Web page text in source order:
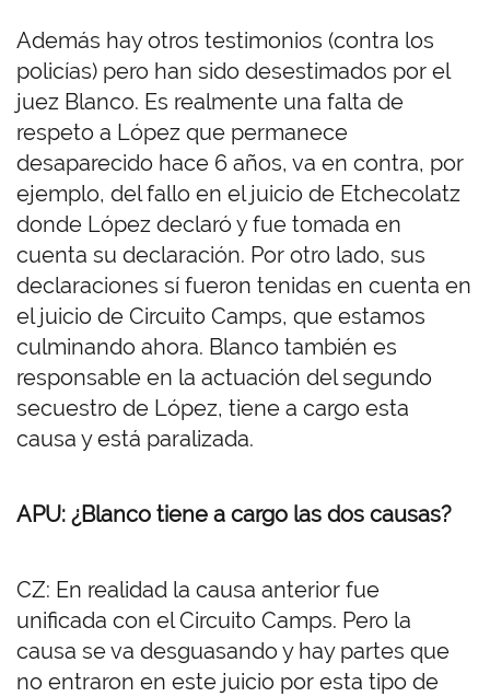
Además hay otros testimonios (contra los
policías) pero han sido desestimados por el
juez Blanco. Es realmente una falta de
respeto a López que permanece
desaparecido hace 6 años, va en contra, por
ejemplo, del fallo en el juicio de Etchecolatz
donde López declaró y fue tomada en
cuenta su declaración. Por otro lado, sus
declaraciones sí fueron tenidas en cuenta en
el juicio de Circuito Camps, que estamos
culminando ahora. Blanco también es
responsable en la actuación del segundo
secuestro de López, tiene a cargo esta
causa y está paralizada.
APU: ¿Blanco tiene a cargo las dos causas?
CZ: En realidad la causa anterior fue
unificada con el Circuito Camps. Pero la
causa se va desguasando y hay partes que
no entraron en este juicio por esta tipo de